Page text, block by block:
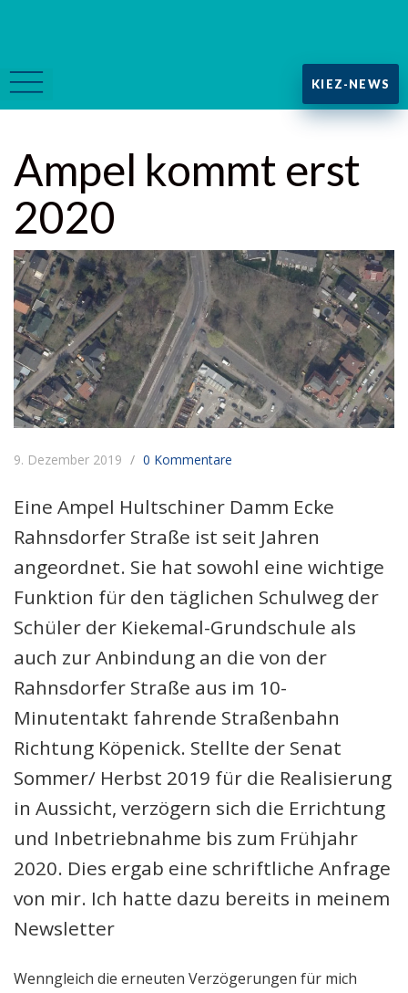
KIEZ-NEWS
Ampel kommt erst
2020
9. Dezember 2019 0 Kommentare
Eine Ampel Hultschiner Damm Ecke
Rahnsdorfer Straße ist seit Jahren
angeordnet. Sie hat sowohl eine wichtige
Funktion für den täglichen Schulweg der
Schüler der Kiekemal-Grundschule als
auch zur Anbindung an die von der
Rahnsdorfer Straße aus im 10-
Minutentakt fahrende Straßenbahn
Richtung Köpenick. Stellte der Senat
Sommer/ Herbst 2019 für die Realisierung
in Aussicht, verzögern sich die Errichtung
und Inbetriebnahme bis zum Frühjahr
2020. Dies ergab eine schriftliche Anfrage
von mir. Ich hatte dazu bereits in meinem
Newsletter
Wenngleich die erneuten Verzögerungen für mich